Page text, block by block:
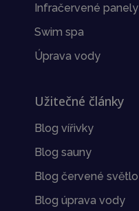
Infračervené panely
Swim spa
Úprava vody
Užitečné články
Blog vířivky
Blog sauny
Blog červené světlo
Blog úprava vody